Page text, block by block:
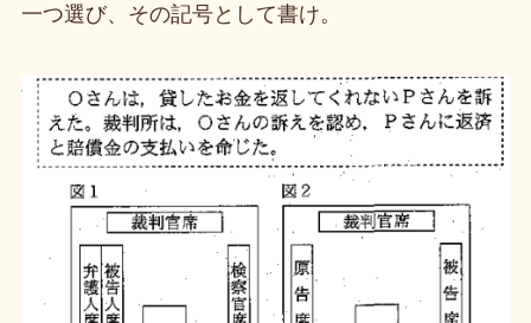
一つ選び、その記号として書け。